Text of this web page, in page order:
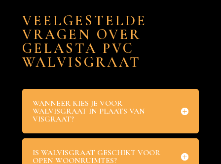
VEELGESTELDE
VRAGEN OVER
GELASTA PVC
WALVISGRAAT
WANNEER KIES JE VOOR
WALVISGRAAT IN PLAATS VAN
VISGRAAT?
IS WALVISGRAAT GESCHIKT VOOR
OPEN WOONRUIMTES?